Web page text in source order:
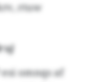
rtuw
omnqs af